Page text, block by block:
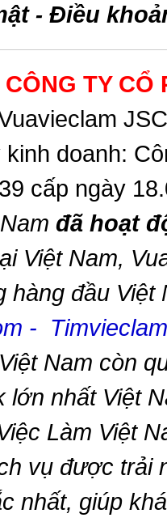
- Điều
CÔNG TY CỔ
doanh:
cấp ngày
đã hoạt
Việt Nam,
hàng đầu Việt
-
Nam còn
lớn nhất Việt
Làm Việt
vụ được trải
nhất, giúp